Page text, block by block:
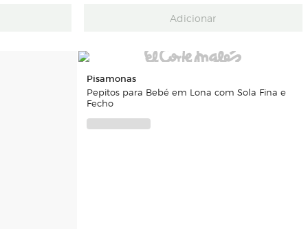
Adicionar
Pisamonas
Pepitos para Bebé em Lona com Sola Fina e
Fecho